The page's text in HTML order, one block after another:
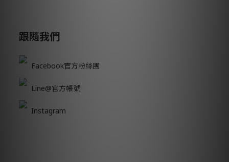
跟隨我們
Facebook官方粉絲團
Line@官方帳號
Instagram